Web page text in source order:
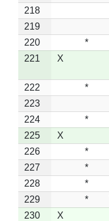
218
219
220
*
221
X
222 *
223
224
*
225
X
226
*
227
*
228
*
229
*
230
X